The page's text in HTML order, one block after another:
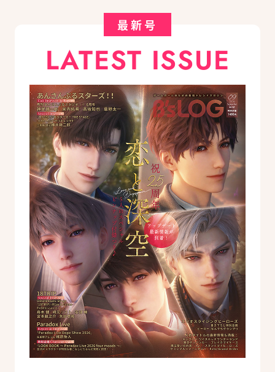
最新号
LATEST ISSUE